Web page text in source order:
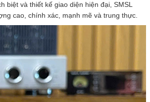
biệt và thiết kế giao diện hiện đại, SMSL
cao, chính xác, mạnh mẽ và trung thực.